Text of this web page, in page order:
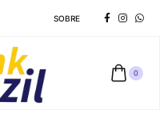
SOBRE
0